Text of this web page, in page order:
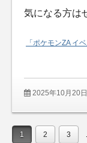
気になる方は
「ポケモンZA イ
2025年10月20日
1 2 3